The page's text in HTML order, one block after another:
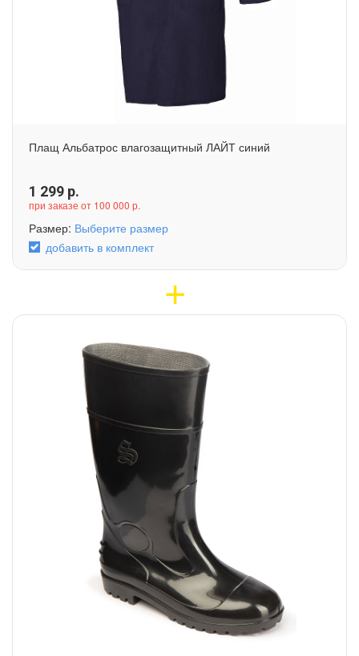
Плащ Альбатрос влагозащитный ЛАЙТ синий
1 299 р.
при заказе от 100 000 р.
Размер: Выберите размер
добавить в комплект